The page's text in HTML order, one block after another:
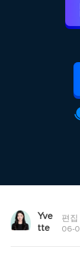
Yve
tte
편
06-